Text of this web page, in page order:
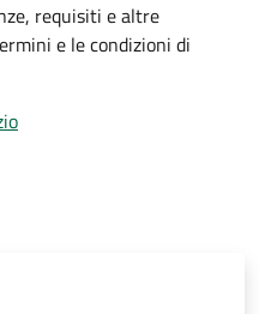
requisiti e altre
e le condizioni di